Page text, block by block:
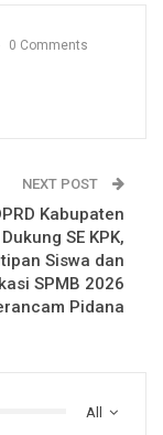
0 Comments
NEXT POST
Kabupaten
SE KPK,
Siswa dan
SPMB 2026
Pidana
All